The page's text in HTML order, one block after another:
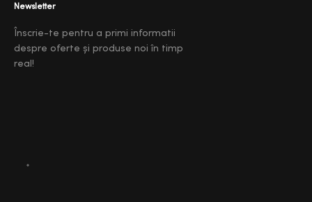
Newsletter
Înscrie-te pentru a primi informatii
despre oferte și produse noi în timp
real!